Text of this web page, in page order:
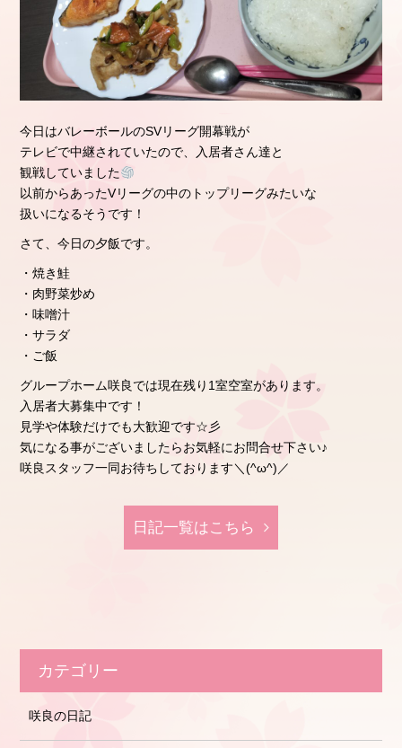
今日はバレーボールのSVリーグ開幕戦が
テレビで中継されていたので、入居者さん達と
観戦していました
以前からあったVリーグの中のトップリーグみたいな
扱いになるそうです！
さて、今日の夕飯です。
・焼き鮭
・肉野菜炒め
・味噌汁
・サラダ
・ご飯
グループホーム咲良では現在残り1室空室があります。
入居者大募集中です！
見学や体験だけでも大歓迎です☆彡
気になる事がございましたらお気軽にお問合せ下さい♪
咲良スタッフ一同お待ちしております＼(^ω^)／
日記⼀覧はこちら
カテゴリー
咲良の日記